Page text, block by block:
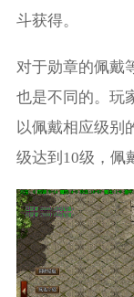
斗获得。
对于勋章的佩戴
也是不同的。玩
以佩戴相应级别
级达到10级，佩